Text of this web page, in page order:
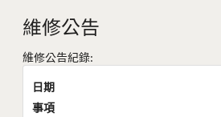
維修公告
維修公告紀錄:
日期
事項